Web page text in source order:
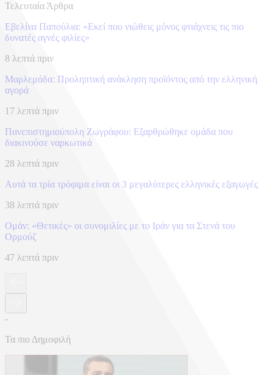
Τελευταία Άρθρα
Εβελίνα Παπούλια: «Εκεί που νιώθεις μόνος φτιάχνεις τις πιο
δυνατές αγνές φιλίες»
8 λεπτά πριν
Μαρλεμάδα: Προληπτική ανάκληση προϊόντος από την ελληνική
αγορά
17 λεπτά πριν
Πανεπιστημιούπολη Ζωγράφου: Εξαρθρώθηκε ομάδα που
διακινούσε ναρκωτικά
28 λεπτά πριν
Αυτά τα τρία τρόφιμα είναι οι 3 μεγαλύτερες ελληνικές εξαγωγές
38 λεπτά πριν
Ομάν: «Θετικές» οι συνομιλίες με το Ιράν για τα Στενά του
Ορμούζ
47 λεπτά πριν
-
Τα πιο Δημοφιλή